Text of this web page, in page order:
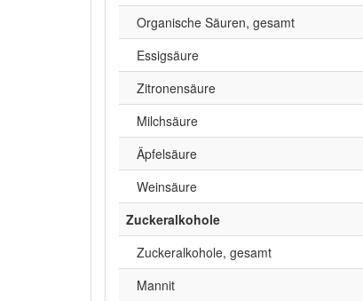
Organische Säuren, gesamt
Essigsäure
Zitronensäure
Milchsäure
Äpfelsäure
Weinsäure
Zuckeralkohole
Zuckeralkohole, gesamt
Mannit